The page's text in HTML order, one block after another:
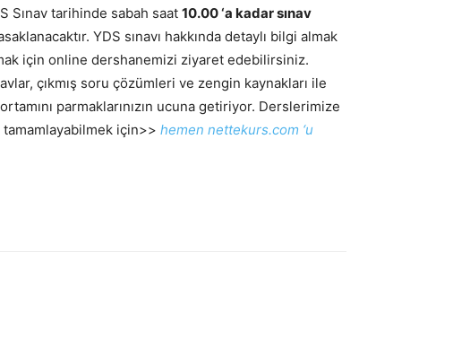
Sınav tarihinde sabah saat 10.00 ‘a kadar sınav
YDS sınavı hakkında detaylı bilgi almak
için online dershanemizi ziyaret edebilirsiniz.
çıkmış soru çözümleri ve zengin kaynakları ile
parmaklarınızın ucuna getiriyor. Derslerimize
için>> hemen nettekurs.com ‘u